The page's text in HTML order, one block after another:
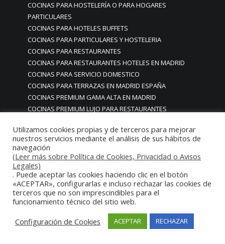
COCINAS PARA HOSTELERÍA O PARA HOGARES
PARTICULARES
COCINAS PARA HOTELES BUFFETS
COCINAS PARA PARTICULARES Y HOSTELERIA
COCINAS PARA RESTAURANTES
COCINAS PARA RESTAURANTES HOTELES EN MADRID
COCINAS PARA SERVICIO DOMESTICO
COCINAS PARA TERRAZAS EN MADRID ESPAÑA
COCINAS PREMIUM GAMA ALTA EN MADRID
COCINAS PREMIUM LUJO PARA RESTAURANTES
COCINAS PREMIUM MADRID
COCINAS PREMIUM PROFESIONALES MADRID
COCINAS PROFESIONALES
COCINAS PROFESIONALES • MOBILIARIO • ENCIMERAS •
REVESTIMIENTOS • ESTRUCTURAS • ELEMENTOS
DECORATIVOS ACERO INOXIDABLE
COCINAS PROFESIONALES A MEDIDA PERSONALIZADAS PARA
COCINAS PROFESIONALES ACERO INOXIDABLE
Utilizamos cookies propias y de terceros para mejorar
nuestros servicios mediante el análisis de sus hábitos de
navegación
(Leer más sobre Política de Cookies, Privacidad o Avisos
Legales)
. Puede aceptar las cookies haciendo clic en el botón
«ACEPTAR», configurarlas e incluso rechazar las cookies de
terceros que no son imprescindibles para el
funcionamiento técnico del sitio web.
Configuración de Cookies
ACEPTAR RECHAZAR